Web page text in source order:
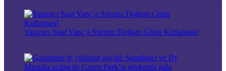
Yapımcı Suat Yanç’a Sürpriz Doğum Günü Kutlaması!